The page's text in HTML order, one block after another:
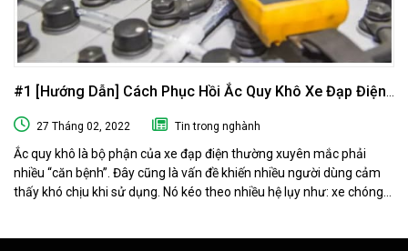
#1 [Hướng Dẫn] Cách Phục Hồi Ắc Quy Khô Xe Đạp Điện
Tại Nhà
27 Tháng 02, 2022 Tin trong nghành
Ắc quy khô là bộ phận của xe đạp điện thường xuyên mắc phải
nhiều “căn bệnh”. Đây cũng là vấn đề khiến nhiều người dùng cảm
thấy khó chịu khi sử dụng. Nó kéo theo nhiều hệ lụy như: xe chóng